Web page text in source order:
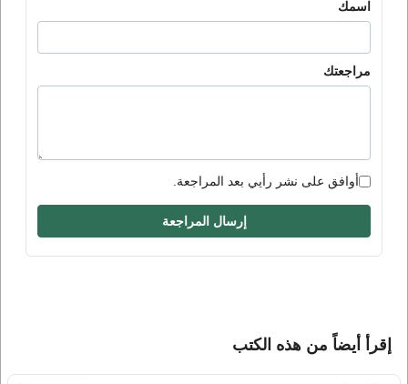
اسمك
مراجعتك
أوافق على نشر رأيي بعد المراجعة.
إرسال المراجعة
إقرأ أيضاً من هذه الكتب